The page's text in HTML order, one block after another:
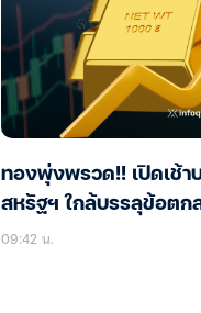
ทองพุ่งพรวด!! เปิดเช้า
สหรัฐฯ ใกล้บรรลุข้อตก
09:42 น.